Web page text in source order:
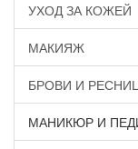
УХОД ЗА КОЖЕЙ
МАКИЯЖ
БРОВИ И
МАНИКЮР И